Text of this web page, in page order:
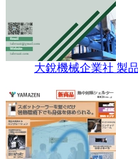
大銳機械企業社 製